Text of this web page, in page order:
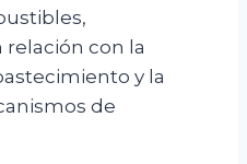
con la
y la
de